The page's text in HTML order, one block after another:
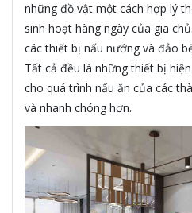
những đồ vật một cách hợp lý
sinh hoạt hàng ngày của gia
các thiết bị nấu nướng và đảo
Tất cả đều là những thiết bị
cho quá trình nấu ăn của các
và nhanh chóng hơn.